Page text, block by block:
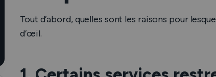
Tout d’abord, quelles sont les raisons pour
d’œil.